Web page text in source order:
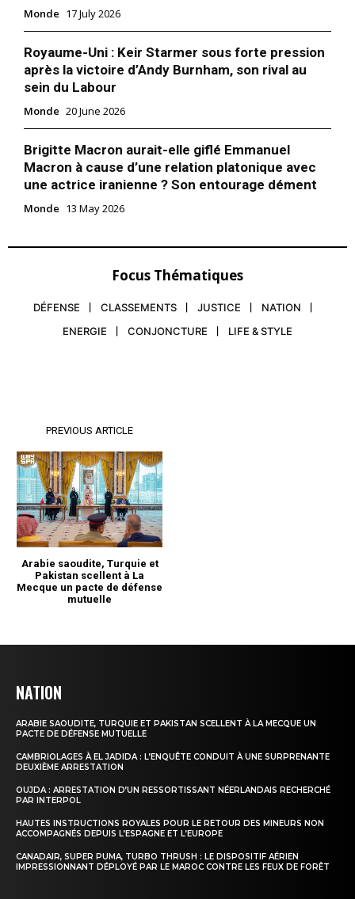
NATION
ARABIE SAOUDITE, TURQUIE ET PAKISTAN SCELLENT À LA MECQUE UN
PACTE DE DÉFENSE MUTUELLE
CAMBRIOLAGES À EL JADIDA : L’ENQUÊTE CONDUIT À UNE SURPRENANTE
DEUXIÈME ARRESTATION
OUJDA : ARRESTATION D’UN RESSORTISSANT NÉERLANDAIS RECHERCHÉ
PAR INTERPOL
HAUTES INSTRUCTIONS ROYALES POUR LE RETOUR DES MINEURS NON
ACCOMPAGNÉS DEPUIS L’ESPAGNE ET L’EUROPE
CANADAIR, SUPER PUMA, TURBO THRUSH : LE DISPOSITIF AÉRIEN
IMPRESSIONNANT DÉPLOYÉ PAR LE MAROC CONTRE LES FEUX DE FORÊT